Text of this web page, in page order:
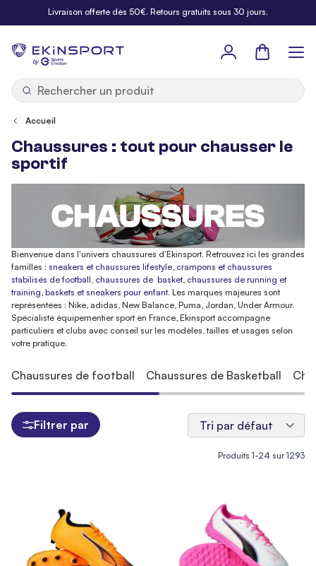
Allez au contenuLivraison offerte dès 50€. Retours gratuits sous 30 jours.
by
Panier
Accueil
Chaussures : tout pour chausser le
sportif
Bienvenue dans l'univers chaussures d'Ekinsport. Retrouvez ici les grandes
familles : sneakers et chaussures lifestyle, crampons et chaussures
stabilisés de football, chaussures de basket, chaussures de running et
training, baskets et sneakers pour enfant. Les marques majeures sont
représentées : Nike, adidas, New Balance, Puma, Jordan, Under Armour.
Spécialiste équipementier sport en France, Ekinsport accompagne
particuliers et clubs avec conseil sur les modèles, tailles et usages selon
votre pratique.
Produits 1-24 sur1293
Chaussures de football Chaussures de Basketball
Filtrer par